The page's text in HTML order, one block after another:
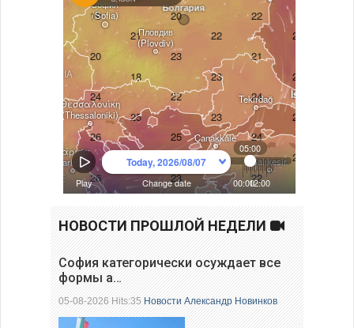
НОВОСТИ ПРОШЛОЙ НЕДЕЛИ
София категорически осуждает все
формы а…
05-08-2026 Hits:35Новости Александр Новинков